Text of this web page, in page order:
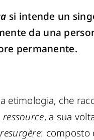
si intende un
da una
permanente.
etimologia, che
ressource, a sua
resurgĕre: composto